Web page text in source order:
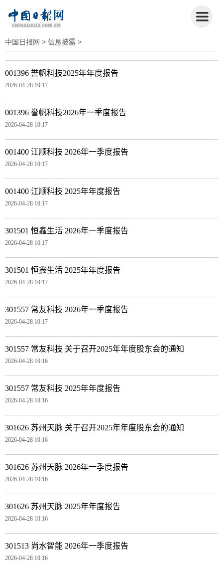
中国日报网 > 信息披露 >
001396 誉帆科技2025年年度报告
2026-04-28 10:17
001396 誉帆科技2026年一季度报告
2026-04-28 10:17
001400 江顺科技 2026年一季度报告
2026-04-28 10:17
001400 江顺科技 2025年年度报告
2026-04-28 10:17
301501 恒鑫生活 2026年一季度报告
2026-04-28 10:17
301501 恒鑫生活 2025年年度报告
2026-04-28 10:17
301557 常友科技 2026年一季度报告
2026-04-28 10:17
301557 常友科技 关于召开2025年年度股东会的通知
2026-04-28 10:16
301557 常友科技 2025年年度报告
2026-04-28 10:16
301626 苏州天脉 关于召开2025年年度股东会的通知
2026-04-28 10:16
301626 苏州天脉 2026年一季度报告
2026-04-28 10:16
301626 苏州天脉 2025年年度报告
2026-04-28 10:16
301513 尚水智能 2026年一季度报告
2026-04-28 10:16